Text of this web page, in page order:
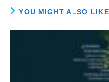
YOU MIGHT ALSO LIKE